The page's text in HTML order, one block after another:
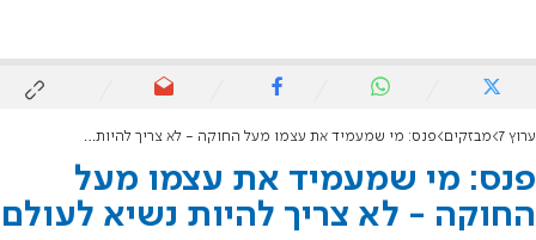
ערוץ 7 מבזקים פנס: מי שמעמיד את עצמו מעל החוקה - לא צריך להיות נשיא לעולם
פנס: מי שמעמיד את עצמו מעל
החוקה - לא צריך להיות נשיא לעולם